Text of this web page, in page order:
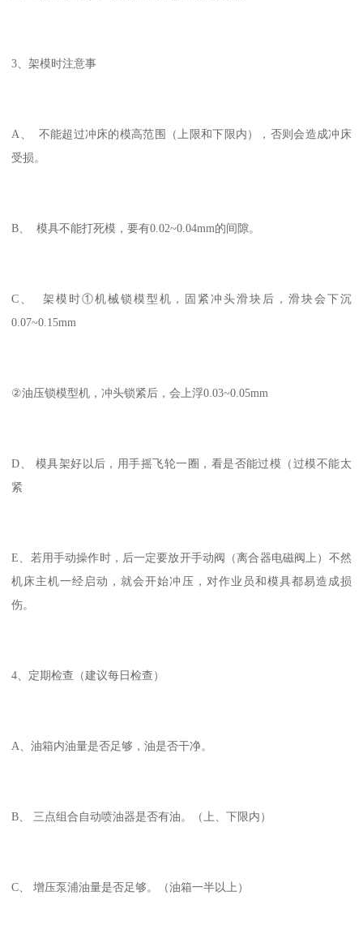
3、架模时注意事
A、 不能超过冲床的模高范围（上限和下限内），否则会造成冲床
受损。
B、 模具不能打死模，要有0.02~0.04mm的间隙。
C、 架模时①机械锁模型机，固紧冲头滑块后，滑块会下沉
0.07~0.15mm
②油压锁模型机，冲头锁紧后，会上浮0.03~0.05mm
D、 模具架好以后，用手摇飞轮一圈，看是否能过模（过模不能太
紧
E、若用手动操作时，后一定要放开手动阀（离合器电磁阀上）不然
机床主机一经启动，就会开始冲压，对作业员和模具都易造成损
伤。
4、定期检查（建议每日检查）
A、油箱内油量是否足够，油是否干净。
B、 三点组合自动喷油器是否有油。（上、下限内）
C、 增压泵浦油量是否足够。（油箱一半以上）